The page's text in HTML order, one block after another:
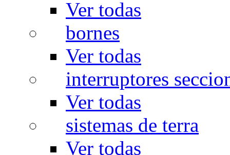
Ver todas
bornes
Ver todas
interruptores
Ver todas
sistemas de terra
Ver todas